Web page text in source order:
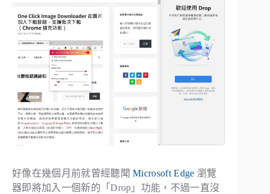
好像在幾個月前就曾經聽聞Microsoft Edge 瀏覽
器即將加入一個新的「Drop」功能，不過一直沒